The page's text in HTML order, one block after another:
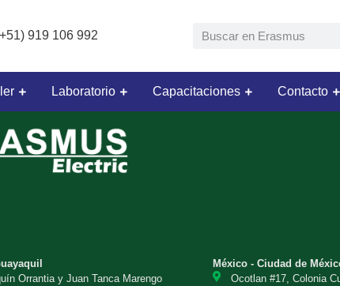
919 106 992
Laboratorio Capacitaciones Contacto
Orrantia y Juan Tanca Marengo
México - Ciudad de
Ocotlan #17, Colonia